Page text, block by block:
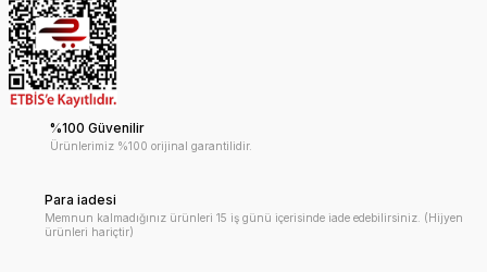
%100 Güvenilir
Ürünlerimiz %100 orijinal garantilidir.
Para iadesi
Memnun kalmadığınız ürünleri 15 iş günü içerisinde iade edebilirsiniz. (Hijyen
ürünleri hariçtir)